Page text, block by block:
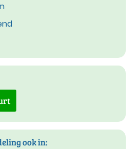
ook in: